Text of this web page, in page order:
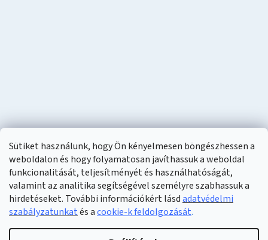
Sütiket használunk, hogy Ön kényelmesen böngészhessen a
weboldalon és hogy folyamatosan javíthassuk a weboldal
funkcionalitását, teljesítményét és használhatóságát,
valamint az analitika segítségével személyre szabhassuk a
hirdetéseket. További információkért lásdadatvédelmi
szabályzatunkatés acookie-k feldolgozását.
Shoptet készítette